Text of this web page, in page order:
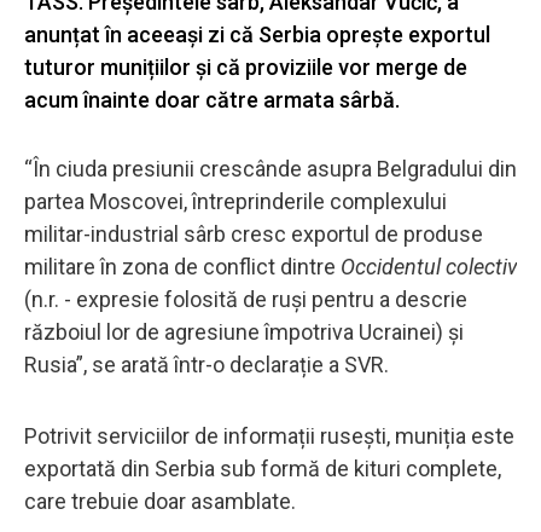
anunțat în aceeași zi că Serbia oprește exportul
tuturor munițiilor și că proviziile vor merge de
acum înainte doar către armata sârbă.
“În ciuda presiunii crescânde asupra Belgradului din
partea Moscovei, întreprinderile complexului
militar-industrial sârb cresc exportul de produse
militare în zona de conflict dintre Occidentul colectiv
(n.r. - expresie folosită de ruși pentru a descrie
războiul lor de agresiune împotriva Ucrainei) și
Rusia”, se arată într-o declarație a SVR.
Potrivit serviciilor de informații rusești, muniția este
exportată din Serbia sub formă de kituri complete,
care trebuie doar asamblate.